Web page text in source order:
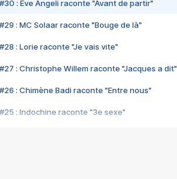
#30 : Eve Angeli raconte "Avant de partir"
#29 : MC Solaar raconte "Bouge de là"
#28 : Lorie raconte "Je vais vite"
#27 : Christophe Willem raconte "Jacques a dit"
#26 : Chimène Badi raconte "Entre nous"
#25 : Indochine raconte "3e sexe"